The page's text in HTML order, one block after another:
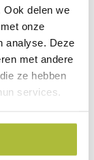
Ook delen we
onze
analyse. Deze
met andere
ze hebben
services.
Ebbingei
cm